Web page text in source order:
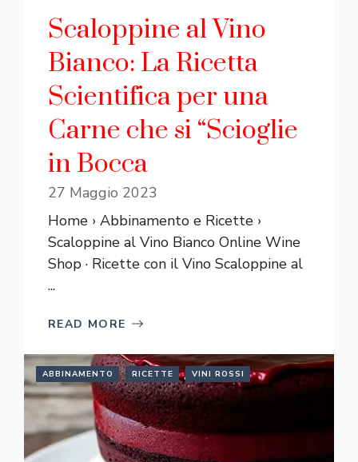
Scaloppine al Vino
Bianco: La Ricetta
Scientifica per una
Carne che si “Scioglie
in Bocca
27 Maggio 2023
Home › Abbinamento e Ricette ›
Scaloppine al Vino Bianco Online Wine
Shop · Ricette con il Vino Scaloppine al
...
READ MORE
ABBINAMENTO RICETTE VINI ROSSI